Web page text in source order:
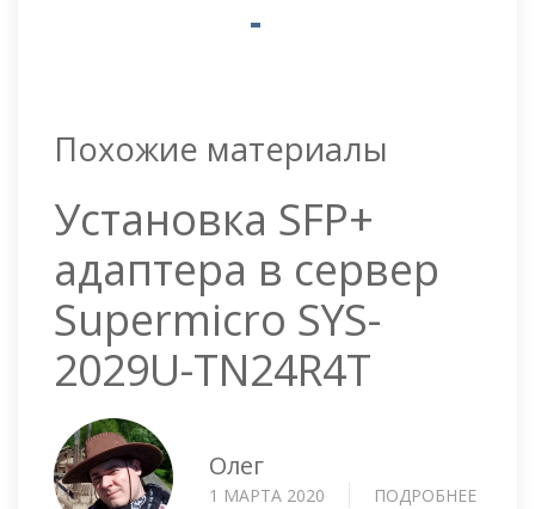
Похожие материалы
Установка SFP+
адаптера в сервер
Supermicro SYS-
2029U-TN24R4T
Олег
1 МАРТА 2020 ПОДРОБНЕЕ